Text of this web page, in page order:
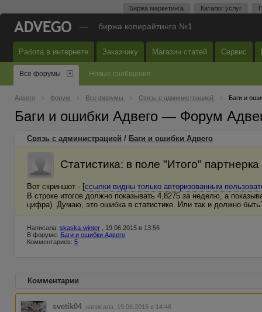
Биржа маркетинга Каталог услуг
— биржа копирайтинга №1
Работа в интернете Заказчику Магазин статей Сервис
Все форумы Новые сообщения
Адвего Форум Все форумы Связь с администрацией Баги и
Баги и ошибки Адвего — Форум
Связь с администрацией / Баги и ошибки Адвего
Статистика: в поле "Итого"
Вот скриншот - [ссылки видны только авторизованным
В строке итогов должно показывать 4,8275 за неделю, а
цифра). Думаю, это ошибка в статистике. Или так и должно
Написала: skaska-winter , 19.06.2015 в 13:56
В форуме: Баги и ошибки Адвего
Комментариев: 5
Комментарии
svetik04 написала 19.06.2015 в 14:46